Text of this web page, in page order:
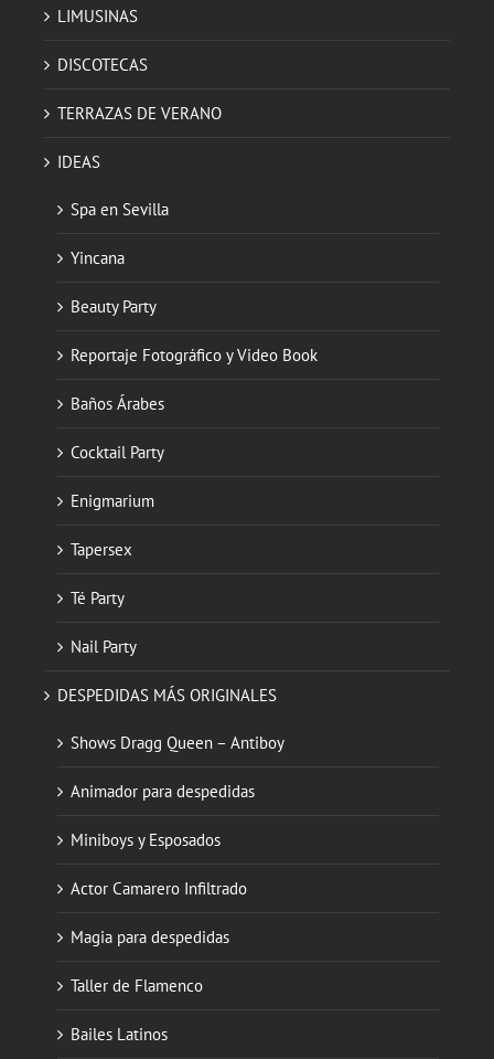
LIMUSINAS
DISCOTECAS
TERRAZAS DE VERANO
IDEAS
Spa en Sevilla
Yincana
Beauty Party
Reportaje Fotográfico y Video Book
Baños Árabes
Cocktail Party
Enigmarium
Tapersex
Té Party
Nail Party
DESPEDIDAS MÁS ORIGINALES
Shows Dragg Queen – Antiboy
Animador para despedidas
Miniboys y Esposados
Actor Camarero Infiltrado
Magia para despedidas
Taller de Flamenco
Bailes Latinos